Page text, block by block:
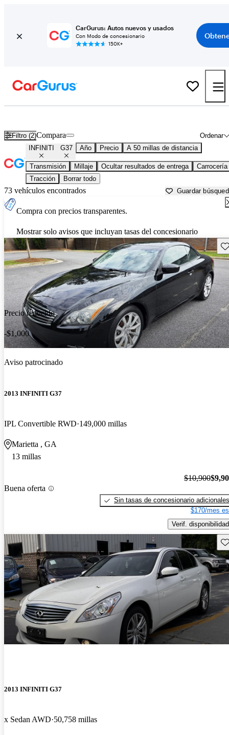
CarGurus: Autos nuevos y usados
Con Modo de concesionario
150K+
Filtro (2) Ordenar
Compara
INFINITI G37 Año Precio A 50 millas de distancia
Transmisión Millaje Ocultar resultados de entrega
Carrocería
Tracción
Borrar todo
73 vehículos encontrados Guardar
Compra con precios transparentes.
Mostrar solo avisos que incluyan tasas del concesionario
Precio reducido
-$1,000
Aviso patrocinado
2013 INFINITI G37
IPL Convertible RWD 149,000 millas
Marietta , GA
13 millas
Buena oferta
$10,900
Sin tasas de concesionario adicionales
$170/mes
Verif. disponibilidad
2013 INFINITI G37
x Sedan AWD 50,758 millas